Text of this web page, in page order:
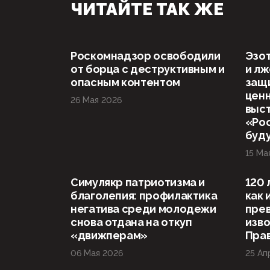
ЧИТАЙТЕ ТАК ЖЕ
Роскомнадзор освободили
от борца с деструктивным и
опасным контентом
26 Мая 2026
и
15
Симулякр патриотизма и
благолепия: профилактика
негатива среди молодежи
снова отдана на откуп
«движперам»
06 Мая 2026
120
как
25